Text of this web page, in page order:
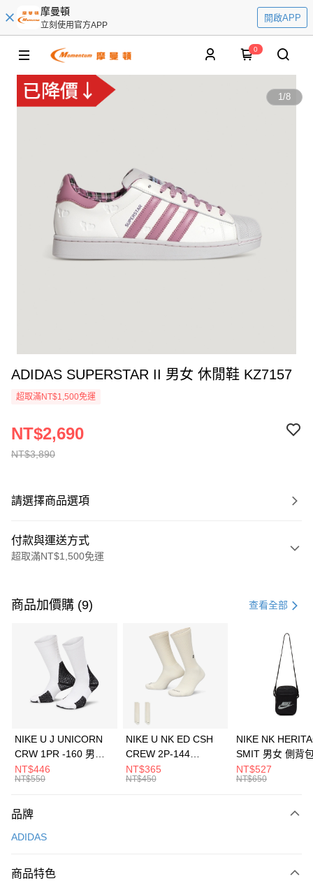
摩曼頓
立刻使用官方APP
開啟APP
0
1/8
ADIDAS SUPERSTAR II 男女 休閒鞋 KZ7157
超取滿NT$1,500免運
NT$3,890
NT$2,690
請選擇商品選項
付款與運送方式
超取滿NT$1,500免運
信用卡一次付款
3 期 0 利率 每期 21家銀行
合作金庫商業銀行
第一商業銀行
華南商業銀行
彰化商業銀行
上海商業儲蓄銀行
元大商業銀行
台灣樂天信用卡公司
Apple Pay
全盈+PAY
AFTEE先享後付
【關於「AFTEE先享後付」】
便利好安心！
３．安心：先確認商品／服務後，再付款。
運送方式
每筆NT$100，滿NT$1,500(含以上)免運費
商品加價購 (9) 查看全部
NIKE U J UNICORN
CRW 1PR -160 男女
中統襪 FZ3393100
NT$446
NT$550
NIKE U NK ED CSH
CREW 2P-144
EMBRDY 男女 短統襪
FZ3073133
NT$365
NT$450
NIKE NK
SMIT 男女 側背
BA5871010
NT$527
NT$650
品牌
ADIDAS
商品特色